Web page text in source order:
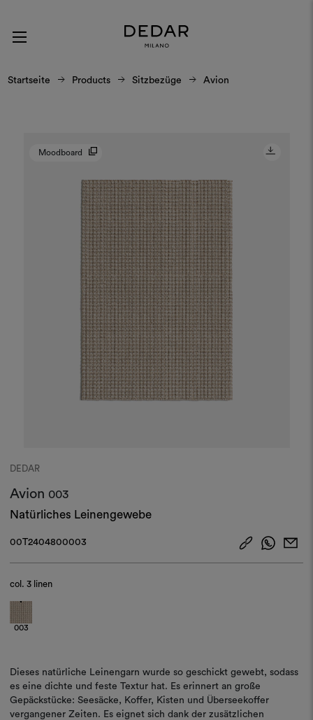
Startseite Products Sitzbezüge Avion
Moodboard
DEDAR
Avion 003
Natürliches Leinengewebe
00T2404800003
col.3 linen
003
Dieses natürliche Leinengarn wurde so geschickt gewebt, sodass
es eine dichte und feste Textur hat. Es erinnert an große
Gepäckstücke: Seesäcke, Koffer, Kisten und Überseekoffer
vergangener Zeiten. Es eignet sich dank der zusätzlichen